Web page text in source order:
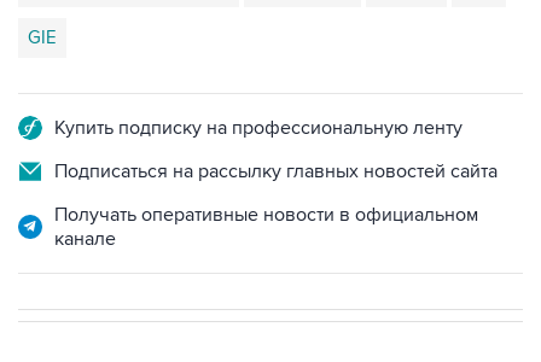
GIE
Купить подписку на профессиональную ленту
Подписаться на рассылку главных новостей сайта
Получать оперативные новости в официальном
канале